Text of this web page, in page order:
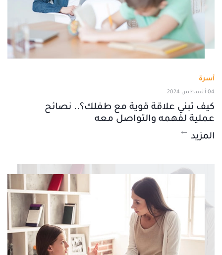
أسرة
04 أغسطس 2024
كيف تبني علاقة قوية مع طفلك؟.. نصائح
عملية لفهمه والتواصل معه
المزيد